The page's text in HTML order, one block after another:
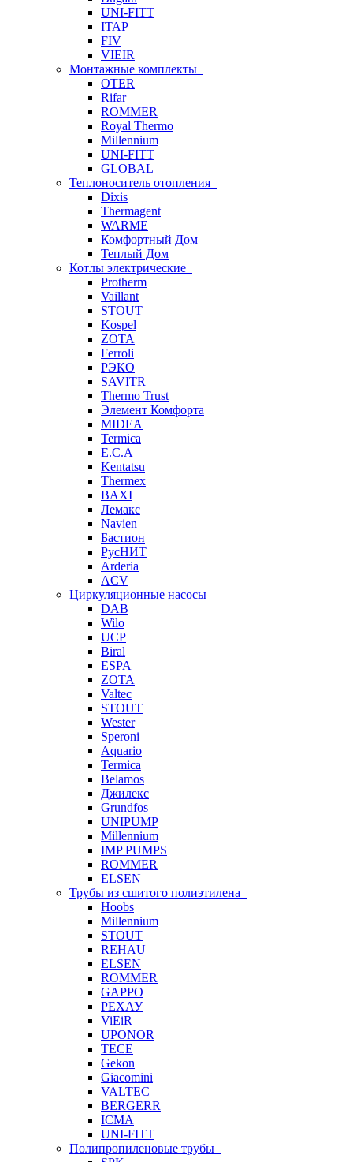
UNI-FITT
ITAP
FIV
VIEIR
Монтажные комплекты
OTER
Rifar
ROMMER
Royal Thermo
Millennium
UNI-FITT
GLOBAL
Теплоноситель отопления
Dixis
Thermagent
WARME
Комфортный Дом
Теплый Дом
Котлы электрические
Protherm
Vaillant
STOUT
Kospel
ZOTA
Ferroli
РЭКО
SAVITR
Thermo Trust
Элемент Комфорта
MIDEA
Termica
E.C.A
Kentatsu
Thermex
BAXI
Лемакс
Navien
Бастион
РусНИТ
Arderia
ACV
Циркуляционные насосы
DAB
Wilo
UCP
Biral
ESPA
ZOTA
Valtec
STOUT
Wester
Speroni
Aquario
Termica
Belamos
Джилекс
Grundfos
UNIPUMP
Millennium
IMP PUMPS
ROMMER
ELSEN
Трубы из сшитого полиэтилена
Hoobs
Millennium
STOUT
REHAU
ELSEN
ROMMER
GAPPO
РЕХАУ
ViEiR
UPONOR
TECE
Gekon
Giacomini
VALTEC
BERGERR
ICMA
UNI-FITT
Полипропиленовые трубы